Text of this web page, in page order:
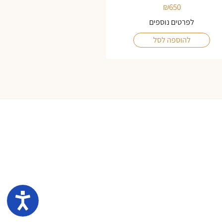
₪650
לפרטים נוספים
להוספה לסל